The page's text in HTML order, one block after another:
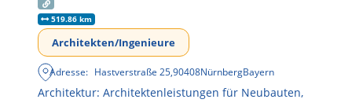
519.86 km
Architekten/Ingenieure
Adresse: Hastverstraße 25,90408NürnbergBayern
Architektur: Architektenleistungen für Neubauten,